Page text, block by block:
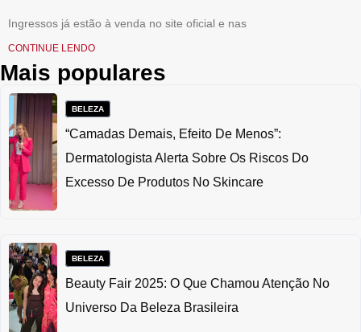
Ingressos já estão à venda no site oficial e nas
CONTINUE LENDO
Mais populares
BELEZA
“Camadas Demais, Efeito De Menos”:
Dermatologista Alerta Sobre Os Riscos Do
Excesso De Produtos No Skincare
BELEZA
Beauty Fair 2025: O Que Chamou Atenção No
Universo Da Beleza Brasileira